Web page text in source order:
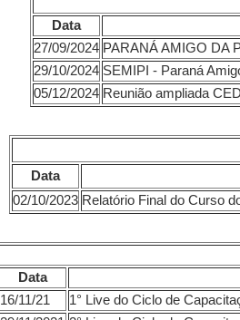
Data
27/09/2024 PARANÁ AMIGO DA
29/10/2024 SEMIPI - Paraná
05/12/2024 Reunião ampliada
Data
02/10/2023 Relatório Final do
Data
16/11/21
1° Live do Ciclo de